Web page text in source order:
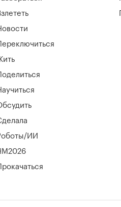
Переключиться
Поделиться
ИИ
Прокачаться